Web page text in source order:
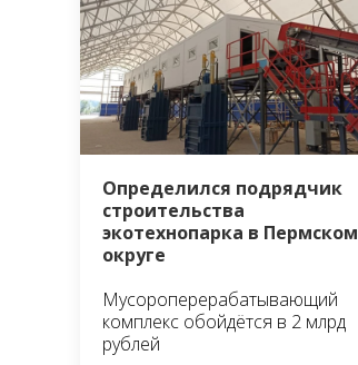
Определился подрядчик
строительства
экотехнопарка в Пермском
округе
Мусороперерабатывающий
комплекс обойдётся в 2 млрд
рублей